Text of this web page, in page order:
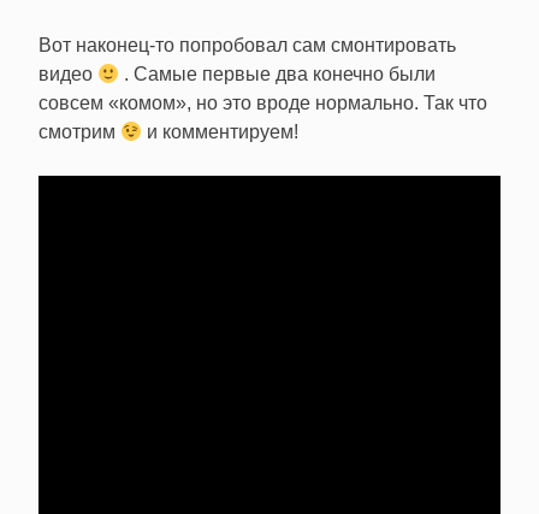
Вот наконец-то попробовал сам смонтировать
видео
. Самые первые два конечно были
совсем «комом», но это вроде нормально. Так что
смотрим
и комментируем!